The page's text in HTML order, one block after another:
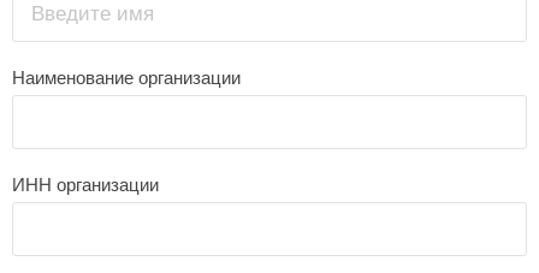
Введите имя
Наименование организации
ИНН организации